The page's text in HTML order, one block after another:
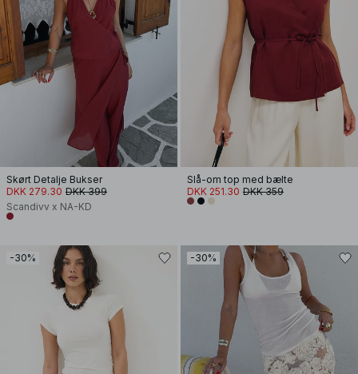
Skørt Detalje Bukser
DKK 279.30 DKK 399
Scandivv x NA-KD
Slå-om top med bælte
DKK 251.30 DKK 359
-30% -30%